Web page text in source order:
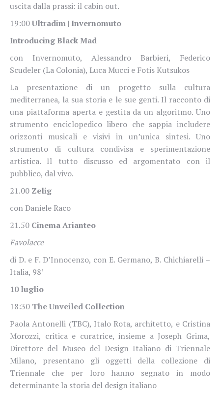
uscita dalla prassi: il cabin out.
19:00Ultradim | Invernomuto
Introducing Black Mad
con Invernomuto, Alessandro Barbieri, Federico
Scudeler (La Colonia), Luca Mucci e Fotis Kutsukos
La presentazione di un progetto sulla cultura
mediterranea, la sua storia e le sue genti. Il racconto di
una piattaforma aperta e gestita da un algoritmo. Uno
strumento enciclopedico libero che sappia includere
orizzonti musicali e visivi in un’unica sintesi. Uno
strumento di cultura condivisa e sperimentazione
artistica. Il tutto discusso ed argomentato con il
pubblico, dal vivo.
21.00 Zelig
con Daniele Raco
21.50 Cinema Arianteo
Favolacce
di D. e F. D’Innocenzo, con E. Germano, B. Chichiarelli –
Italia, 98’
10 luglio
18:30 The Unveiled Collection
Paola Antonelli (TBC), Italo Rota, architetto, e Cristina
Morozzi, critica e curatrice, insieme a Joseph Grima,
Direttore del Museo del Design Italiano di Triennale
Milano, presentano gli oggetti della collezione di
Triennale che per loro hanno segnato in modo
determinante la storia del design italiano